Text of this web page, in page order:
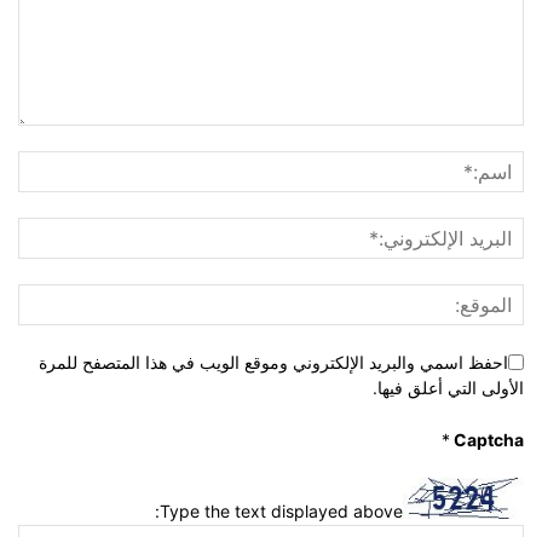
احفظ اسمي والبريد الإلكتروني وموقع الويب في هذا المتصفح للمرة
الأولى التي أعلق فيها.
Captcha
*
Type the text displayed above: